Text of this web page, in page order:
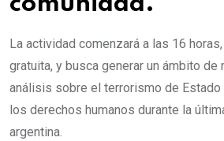
La actividad comenzará a las 16
gratuita, y busca generar un ámbito
análisis sobre el terrorismo de
los derechos humanos durante la
argentina.